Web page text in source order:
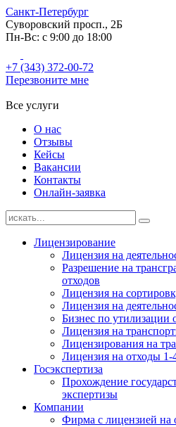
Санкт-Петербург
Суворовский просп., 2Б
Пн-Вс: с 9:00 до 18:00
+7 (343) 372-00-72
Перезвоните мне
Все услуги
О нас
Отзывы
Кейсы
Вакансии
Контакты
Онлайн-заявка
Лицензирование
Лицензия на
Разрешение на
отходов
Лицензия на
Лицензия на
Бизнес по утилизации
Лицензия на
Лицензирования на
Лицензия на отходы 1-
Госэкспертиза
Прохождение
экспертизы
Компании
Фирма с лицензией на